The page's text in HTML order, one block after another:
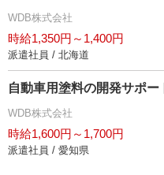
WDB株式会社
時給1,350円～1,400円
派遣社員 / 北海道
自動車用塗料の開発サポー
WDB株式会社
時給1,600円～1,700円
派遣社員 / 愛知県